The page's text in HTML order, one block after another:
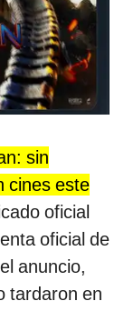
sin
cines este
oficial
oficial de
anuncio,
tardaron en